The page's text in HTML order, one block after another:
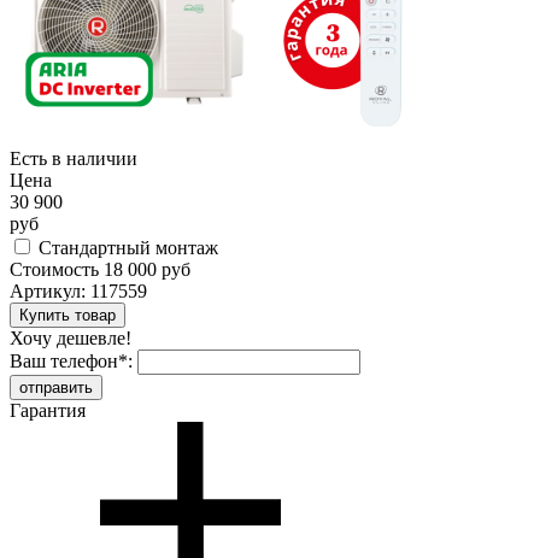
Есть в наличии
Цена
30 900
руб
Стандартный монтаж
Стоимость 18 000 руб
Артикул: 117559
Хочу дешевле!
Ваш телефон*:
Гарантия